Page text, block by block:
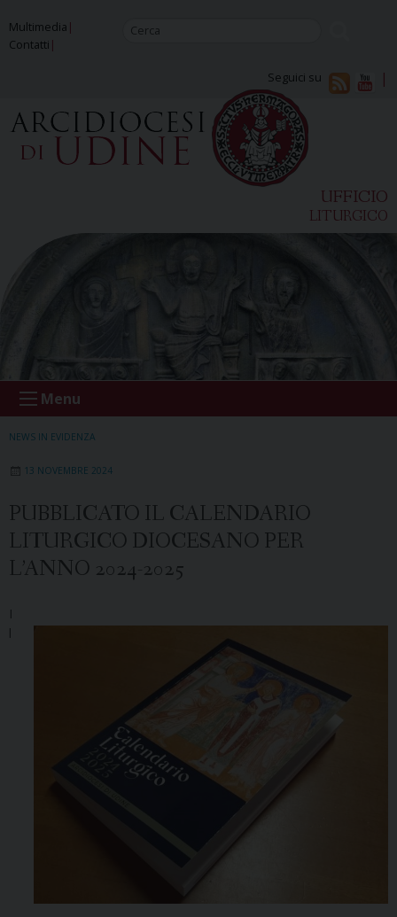
to
content
Multimedia
Contatti
Seguici su
UFFICIO
LITURGICO
Menu
NEWS IN EVIDENZA
13 NOVEMBRE 2024
PUBBLICATO IL CALENDARIO
LITURGICO DIOCESANO PER
L’ANNO 2024-2025
I
l